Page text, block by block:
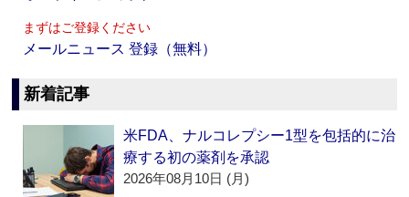
まずはご登録ください
メールニュース 登録（無料）
新着記事
米FDA、ナルコレプシー1型を包括的に治
療する初の薬剤を承認
2026年08月10日 (月)